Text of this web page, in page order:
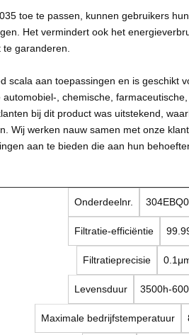
toe te passen, kunnen gebruikers
Het vermindert ook het
garanderen.
scala aan toepassingen en is geschikt
, chemische,
bij dit product was uitstekend,
Wij werken nauw samen met onze
aan te bieden die aan hun
Onderdeelnr.
Filtratie-efficiëntie
Filtratieprecisie
Levensduur 3500h-
Maximale bedrijfstemperatuur